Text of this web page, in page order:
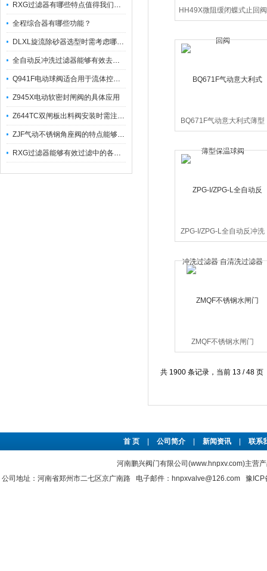
RXG过滤器有哪些特点值得我们选择？
全程综合器有哪些功能？
DLXL旋流除砂器选型时需考虑哪些因素？
全自动反冲洗过滤器能够有效去除不同粒径的固体杂
Q941F电动球阀适合用于流体控制需要迅速反应的场合
Z945X电动软密封闸阀的具体应用
Z644TC双闸板出料阀安装时需注意哪些事项？
ZJF气动不锈钢角座阀的特点能够稳定地控制介质流量
RXG过滤器能够有效过滤中的各种杂质
HH49X微阻缓闭蝶式止回阀
BQ671F气动意大利式薄型
保温球阀
ZPG-I/ZPG-L全自动反冲洗
过滤器 自清洗过滤器
ZMQF不锈钢水闸门
共 1900 条记录，当前 13 / 48 页
首 页 公司简介 新闻资讯 联系
河南鹏兴阀门有限公司(www.hnpxv.com)主营
公司地址：河南省郑州市二七区京广南路 电子邮件：hnpxvalve@126.com 豫ICP